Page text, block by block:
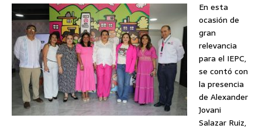
En esta
ocasión de
gran
relevancia
para el IEPC,
se contó con
la presencia
de Alexander
Jovani
Salazar Ruiz,